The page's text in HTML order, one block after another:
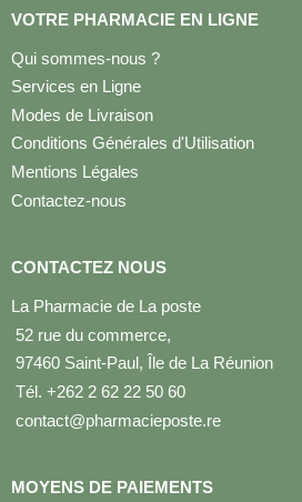
VOTRE PHARMACIE EN LIGNE
Qui sommes-nous ?
Services en Ligne
Modes de Livraison
Conditions Générales d'Utilisation
Mentions Légales
Contactez-nous
CONTACTEZ NOUS
La Pharmacie de La poste
52 rue du commerce,
97460 Saint-Paul, Île de La Réunion
Tél. +262 2 62 22 50 60
contact@pharmacieposte.re
MOYENS DE PAIEMENTS